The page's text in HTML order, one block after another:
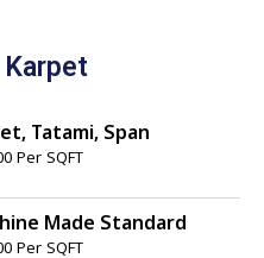
Karpet
Tatami, Span
Per SQFT
Made Standard
Per SQFT